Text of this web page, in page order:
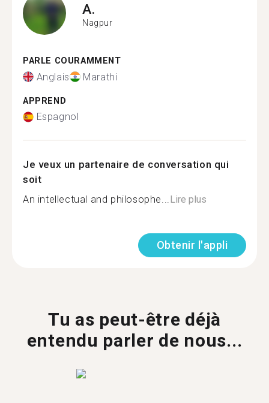
A.
Nagpur
PARLE COURAMMENT
Anglais Marathi
APPREND
Espagnol
Je veux un partenaire de conversation qui
soit
An intellectual and philosophe...Lire plus
Obtenir l'appli
Tu as peut-être déjà
entendu parler de nous...